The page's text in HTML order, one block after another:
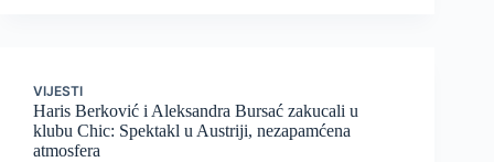
VIJESTI
Haris Berković i Aleksandra Bursać zakucali u
klubu Chic: Spektakl u Austriji, nezapamćena
atmosfera